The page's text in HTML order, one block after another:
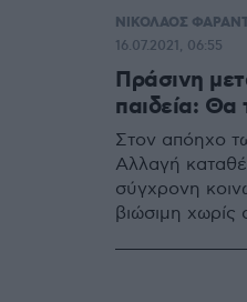
ΝΙΚΟΛΑΟΣ
Πράσινη
παιδεία: Θα
Στον απόηχο
Αλλαγή
σύγχρονη
βιώσιμη χωρίς
16.07.2021, 06:55